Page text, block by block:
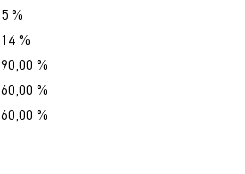
5 %
14 %
90,00 %
60,00 %
60,00 %